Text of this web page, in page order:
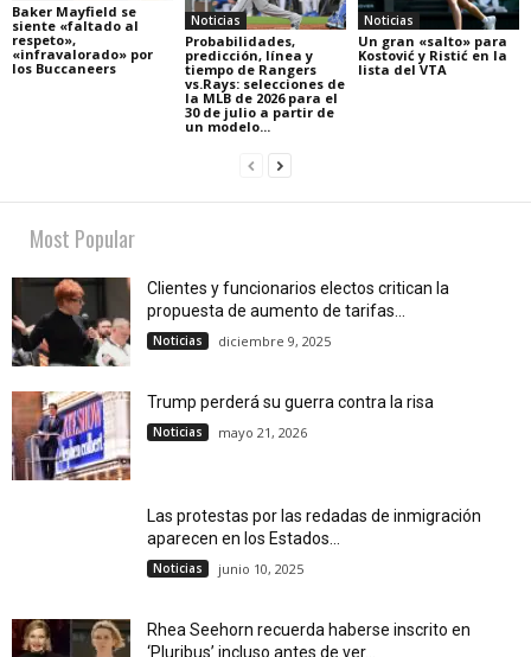
Baker Mayfield se
siente «faltado al
respeto»,
«infravalorado» por
los Buccaneers
Noticias
Probabilidades,
predicción, línea y
tiempo de Rangers
vs.Rays: selecciones de
la MLB de 2026 para el
30 de julio a partir de
un modelo...
Noticias
Un gran «salto» para
Kostović y Ristić en la
lista del VTA
Most Popular
Clientes y funcionarios electos critican la
propuesta de aumento de tarifas...
Noticias diciembre 9, 2025
Trump perderá su guerra contra la risa
Noticias mayo 21, 2026
Las protestas por las redadas de inmigración
aparecen en los Estados...
Noticias junio 10, 2025
Rhea Seehorn recuerda haberse inscrito en
‘Pluribus’ incluso antes de ver...